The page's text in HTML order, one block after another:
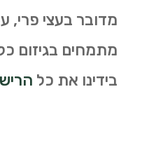
מדובר בעצי פרי,
מתמחים בגיזום
בידינו את כל